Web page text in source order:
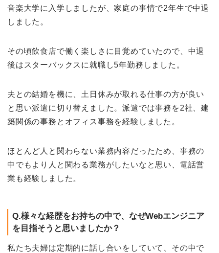
音楽大学に入学しましたが、家庭の事情で2年生で中退
しました。
その頃飲食店で働く楽しさに目覚めていたので、中退
後はスターバックスに就職し5年勤務しました。
夫との結婚を機に、土日休みが取れる仕事の方が良い
と思い派遣に切り替えました。派遣では事務を2社、建
築関係の事務とオフィス事務を経験しました。
ほとんど人と関わらない業務内容だったため、事務の
中でもより人と関わる業務がしたいなと思い、電話営
業も経験しました。
Q.様々な経歴をお持ちの中で、なぜWebエンジニア
を目指そうと思いましたか？
私たち夫婦は定期的に話し合いをしていて、その中で